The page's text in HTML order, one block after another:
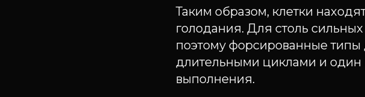
Таким образом, клетки
голодания. Для столь
поэтому форсированные
длительными циклами и
выполнения.